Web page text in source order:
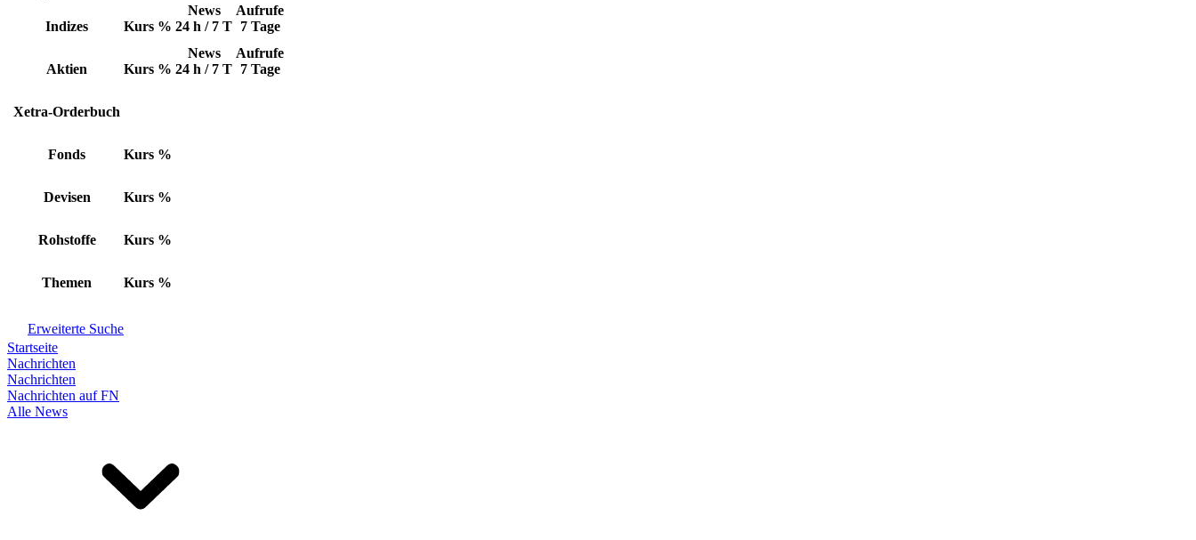
Indizes Kurs %
News
24 h / 7 T
Aufrufe
7 Tage
Aktien Kurs %
News
24 h / 7 T
Aufrufe
7 Tage
Xetra-Orderbuch
Fonds Kurs %
Devisen Kurs %
Rohstoffe Kurs %
Themen Kurs %
Erweiterte Suche
Startseite
Nachrichten
Nachrichten
Nachrichten auf FN
Alle News